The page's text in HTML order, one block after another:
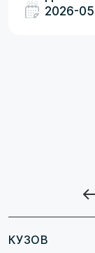
2026-
КУЗОВ